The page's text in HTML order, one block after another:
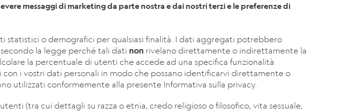
messaggi di marketing da parte nostra e dai nostri terzi e le preferenze di
statistici o demografici per qualsiasi finalità. I dati aggregati potrebbero
la legge perché tali dati non rivelano direttamente o indirettamente la
la percentuale di utenti che accede ad una specifica funzionalità
i vostri dati personali in modo che possano identificarvi direttamente o
utilizzati conformemente alla presente Informativa sulla privacy.
(tra cui dettagli su razza o etnia, credo religioso o filosofico, vita sessuale,